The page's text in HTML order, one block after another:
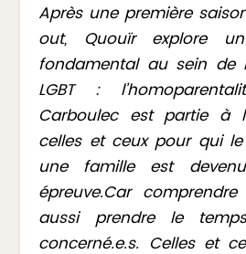
Après une première
out, Quouïr explore
fondamental au sein de
LGBT :
Carboulec est partie à
celles et ceux pour qui
une famille est
épreuve.Car comprendre
aussi prendre le
concerné.e.s. Celles et